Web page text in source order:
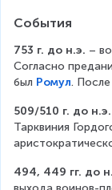
События
753 г. до н.э. –
Согласно
был Ромул.
509/510 г. до н.э.
Тарквиния
494, 449 гг. до